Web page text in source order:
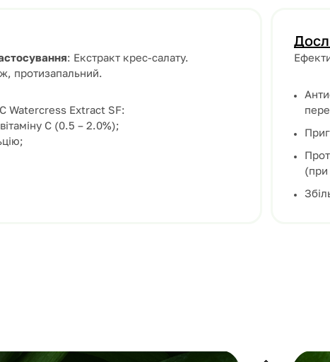
: Екстракт крес-салату.
протизапальний.
Watercress Extract SF:
С (0.5 – 2.0%);
(при